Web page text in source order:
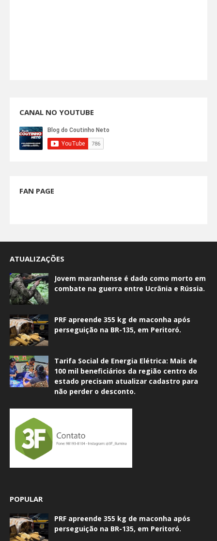
CANAL NO YOUTUBE
FAN PAGE
ATUALIZAÇÕES
Jovem maranhense é dado como morto em
combate na guerra entre Ucrânia e Rússia.
PRF apreende 355 kg de maconha após
perseguição na BR-135, em Peritoró.
Tarifa Social de Energia Elétrica: Mais de
100 mil beneficiários da região centro do
estado precisam atualizar cadastro para
não perder o desconto.
POPULAR
PRF apreende 355 kg de maconha após
perseguição na BR-135, em Peritoró.